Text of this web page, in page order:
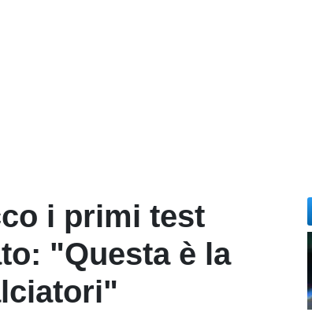
i primi test
"Questa è la